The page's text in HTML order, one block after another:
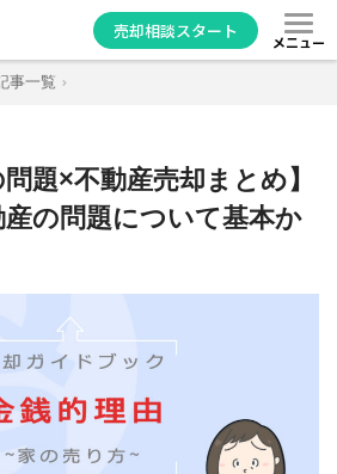
売却相談スタート
メニュー
事一覧
問題×不動産売却まとめ】
の問題について基本か